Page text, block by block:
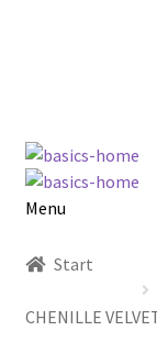
Zur
Navigation
springen
Zum
Inhalt
springen
Menu
Kataloge
Start
CHENILLE